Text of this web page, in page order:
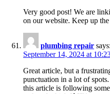
Very good post! We are
on our website. Keep up
plumbing repair says:
September 14, 2024 at
Great article, but a
punctuation in a lot of
this article is following